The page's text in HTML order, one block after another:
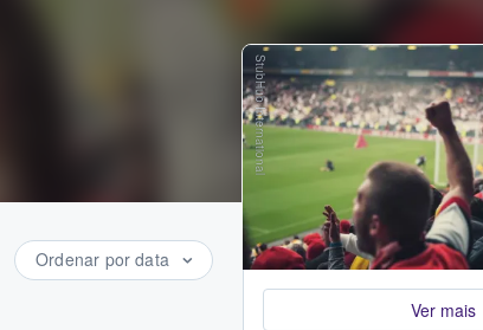
Ordenar por data
StubHub International
Ver mais